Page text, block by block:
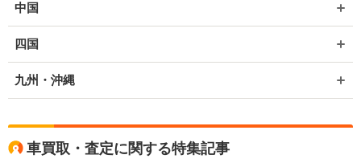
中国
四国
九州・沖縄
車買取・査定に関する特集記事